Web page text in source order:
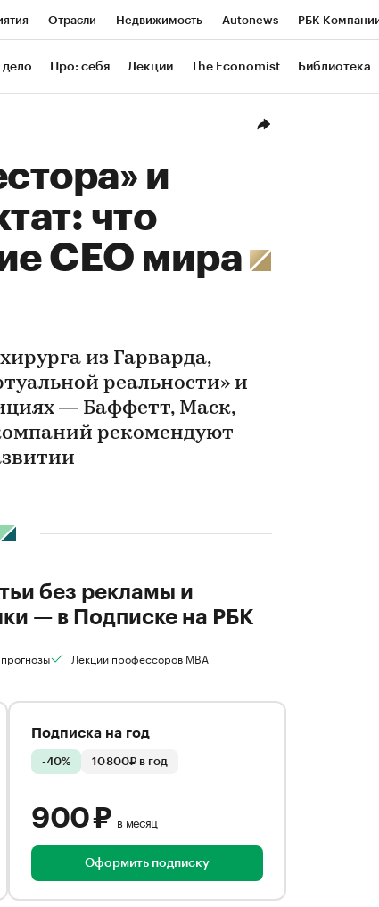
Отрасли Недвижимость Autonews РБК
РБК Life Тренды Визионеры Национальные
дело Про: себя Лекции The Economist Библиотека
и
что
CEO мира
из Гарварда,
реальности» и
— Баффетт, Маск,
рекомендуют
без рекламы и
— в Подписке на РБК
Лекции профессоров MBA
Подписка на год
-40% 10 800₽ в год
900 ₽ в месяц
Оформить подписку